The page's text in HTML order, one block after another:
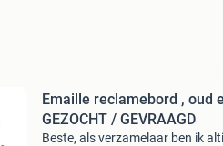
Emaille reclamebord , oud
GEZOCHT / GEVRAAGD
Beste, als verzamelaar ben ik